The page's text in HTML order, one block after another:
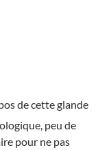
de cette glande
peu de
pour ne pas